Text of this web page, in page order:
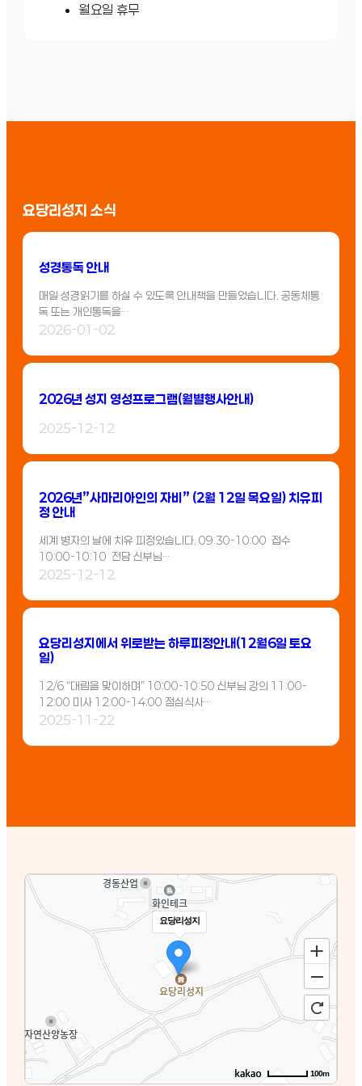
월요일 휴무
요당리성지 소식
성경통독 안내
매일 성경읽기를 하실 수 있도록 안내책을 만들었습니다. 공동체통
독 또는 개인통독을…
2026-01-02
2026년 성지 영성프로그램(월별행사안내)
2025-12-12
2026년”사마리아인의 자비” (2월 12일 목요일) 치유피
정 안내
세계 병자의 날에 치유 피정있습니다. 09:30-10:00 접수
10:00-10:10 전담 신부님…
2025-12-12
요당리성지에서 위로받는 하루피정안내(12월6일 토요
일)
12/6 “대림을 맞이하며” 10:00-10:50 신부님 강의 11:00-
12:00 미사 12:00-14:00 점심식사…
2025-11-22
요당리성지
100m